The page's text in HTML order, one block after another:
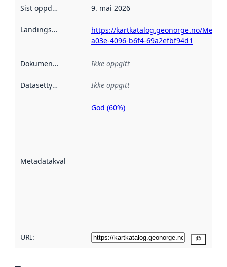
Sist oppdatert 9. mai 2026
Landingsside
https://kartkatalog.geonorge.no/
a03e-4096-b6f4-69a2efbf94d1
Dokumentasjon Ikke oppgitt
Datasettype Ikke oppgitt
Metadatakvalitet
Metadatakvalitet
God (60%)
URI: